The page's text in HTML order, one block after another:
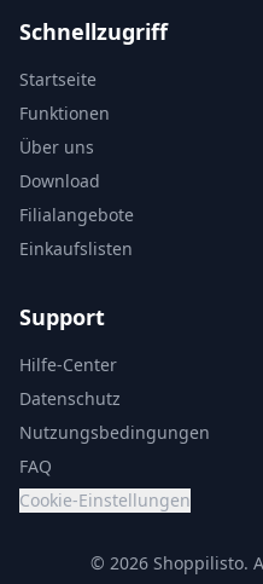
Schnellzugriff
Startseite
Funktionen
Über uns
Download
Filialangebote
Einkaufslisten
Support
Hilfe-Center
Datenschutz
Nutzungsbedingungen
FAQ
Cookie-Einstellungen
© 2026 Shoppilisto.